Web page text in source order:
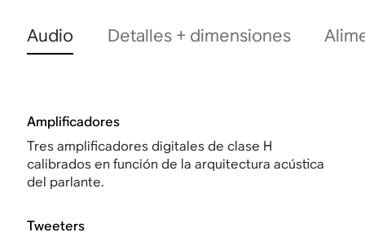
Audio Detalles + dimensiones
Amplificadores
Tres amplificadores digitales de clase H
calibrados en función de la arquitectura acústica
del parlante.
Tweeters